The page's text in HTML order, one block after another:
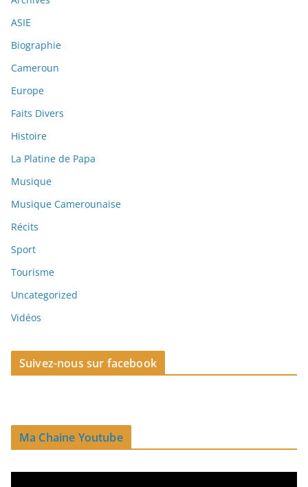
ASIE
Biographie
Cameroun
Europe
Faits Divers
Histoire
La Platine de Papa
Musique
Musique Camerounaise
Récits
Sport
Tourisme
Uncategorized
Vidéos
Suivez-nous sur facebook
Ma Chaine Youtube